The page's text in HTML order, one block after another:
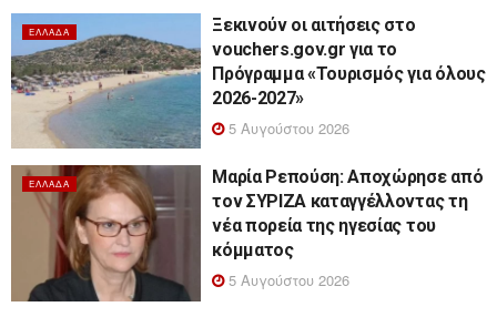
ΕΛΛΆΔΑ
Ξεκινούν οι αιτήσεις στο
vouchers.gov.gr για το
Πρόγραμμα «Τουρισμός για όλους
2026-2027»
5 Αυγούστου 2026
ΕΛΛΆΔΑ
Μαρία Ρεπούση: Αποχώρησε από
τον ΣΥΡΙΖΑ καταγγέλλοντας τη
νέα πορεία της ηγεσίας του
κόμματος
5 Αυγούστου 2026